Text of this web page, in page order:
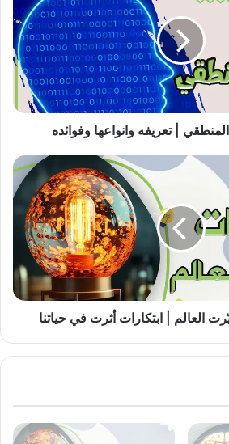
| تعريفه وانواعها وفوائده
العالم | ابتكارات أثرت في حياتنا